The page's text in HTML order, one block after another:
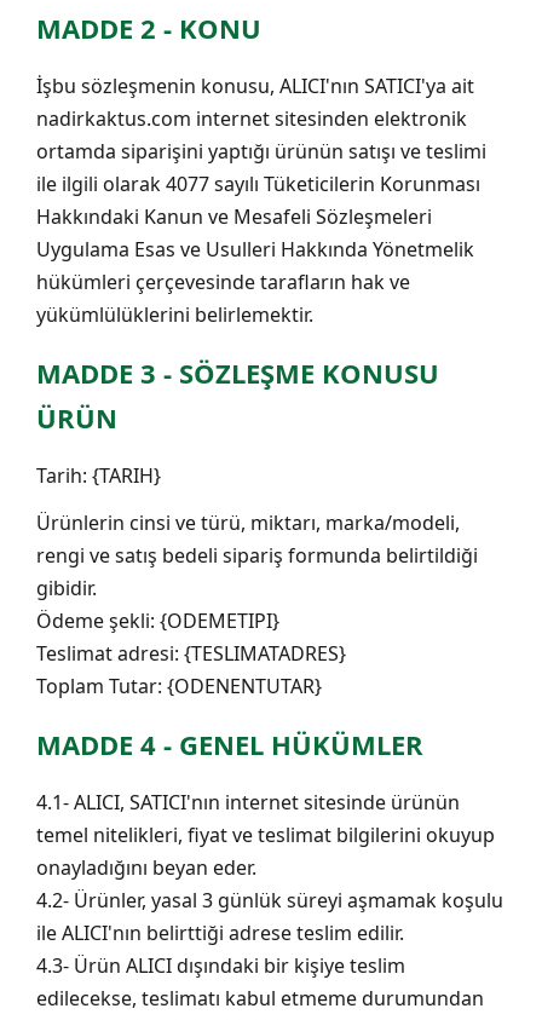
MADDE 2 - KONU
İşbu sözleşmenin konusu, ALICI'nın SATICI'ya ait
nadirkaktus.com internet sitesinden elektronik
ortamda siparişini yaptığı ürünün satışı ve teslimi
ile ilgili olarak 4077 sayılı Tüketicilerin Korunması
Hakkındaki Kanun ve Mesafeli Sözleşmeleri
Uygulama Esas ve Usulleri Hakkında Yönetmelik
hükümleri çerçevesinde tarafların hak ve
yükümlülüklerini belirlemektir.
MADDE 3 - SÖZLEŞME KONUSU
ÜRÜN
Tarih: {TARIH}
Ürünlerin cinsi ve türü, miktarı, marka/modeli,
rengi ve satış bedeli sipariş formunda belirtildiği
gibidir.
Ödeme şekli: {ODEMETIPI}
Teslimat adresi: {TESLIMATADRES}
Toplam Tutar: {ODENENTUTAR}
MADDE 4 - GENEL HÜKÜMLER
4.1- ALICI, SATICI'nın internet sitesinde ürünün
temel nitelikleri, fiyat ve teslimat bilgilerini okuyup
onayladığını beyan eder.
4.2- Ürünler, yasal 3 günlük süreyi aşmamak koşulu
ile ALICI'nın belirttiği adrese teslim edilir.
4.3- Ürün ALICI dışındaki bir kişiye teslim
edilecekse, teslimatı kabul etmeme durumundan